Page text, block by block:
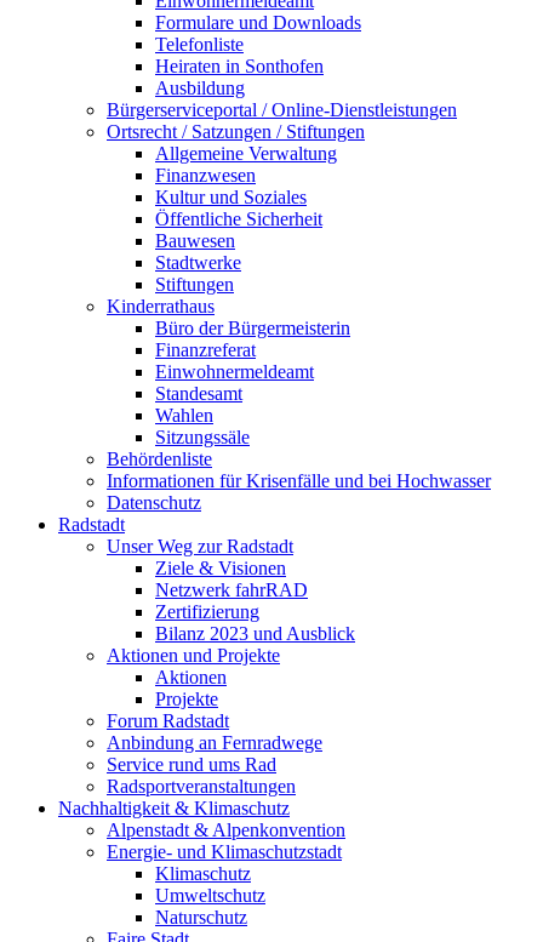
Formulare und Downloads
Telefonliste
Heiraten in Sonthofen
Ausbildung
Bürgerserviceportal / Online-Dienstleistungen
Ortsrecht / Satzungen / Stiftungen
Allgemeine Verwaltung
Finanzwesen
Kultur und Soziales
Öffentliche Sicherheit
Bauwesen
Stadtwerke
Stiftungen
Kinderrathaus
Büro der Bürgermeisterin
Finanzreferat
Einwohnermeldeamt
Standesamt
Wahlen
Sitzungssäle
Behördenliste
Informationen für Krisenfälle und bei Hochwasser
Datenschutz
Radstadt
Unser Weg zur Radstadt
Ziele & Visionen
Netzwerk fahrRAD
Zertifizierung
Bilanz 2023 und Ausblick
Aktionen und Projekte
Aktionen
Projekte
Forum Radstadt
Anbindung an Fernradwege
Service rund ums Rad
Radsportveranstaltungen
Nachhaltigkeit & Klimaschutz
Alpenstadt & Alpenkonvention
Energie- und Klimaschutzstadt
Klimaschutz
Umweltschutz
Naturschutz